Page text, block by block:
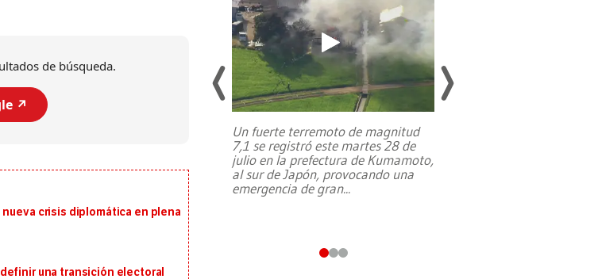
de búsqueda.
↗️
nueva crisis diplomática en plena
una transición electoral
Un fuerte terremoto de magnitud
7,1 se registró este martes 28 de
julio en la prefectura de Kumamoto,
al sur de Japón, provocando una
emergencia de gran...